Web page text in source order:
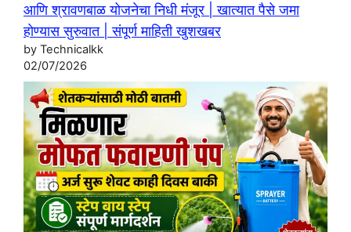
आणि श्रावणबाळ योजनेचा निधी मंजूर | खात्यात पैसे जमा
होण्यास सुरुवात | संपूर्ण माहिती खुशखबर
by Technicalkk
02/07/2026